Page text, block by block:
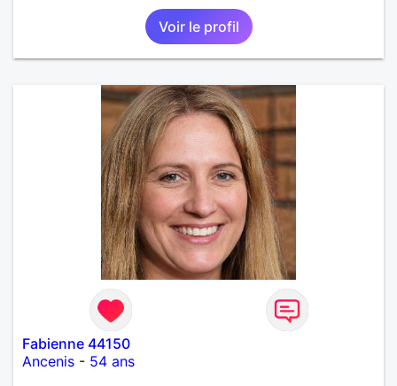
Voir le profil
Fabienne 44150
Ancenis - 54 ans